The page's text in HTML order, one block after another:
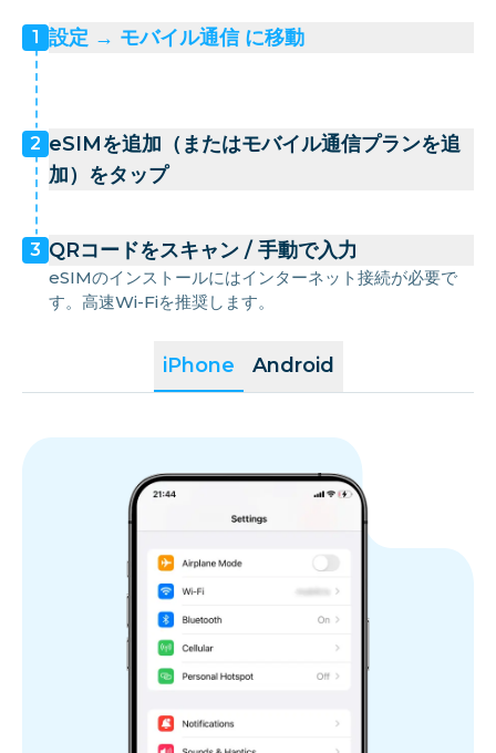
iPhone Android
1 設定 → モバイル通信 に移動
2 eSIMを追加（またはモバイル通信プランを追
加）をタップ
3 QRコードをスキャン / 手動で入力
eSIMのインストールにはインターネット接続が必要で
す。高速Wi-Fiを推奨します。